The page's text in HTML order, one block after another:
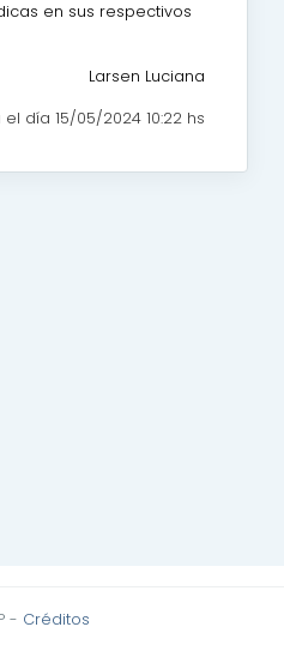
en sus respectivos
Larsen Luciana
día 15/05/2024 10:22 hs
- Créditos